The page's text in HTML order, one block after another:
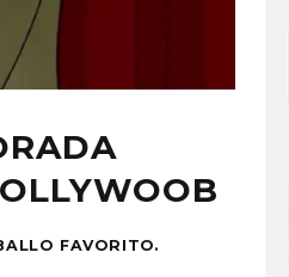
FAVORITO.